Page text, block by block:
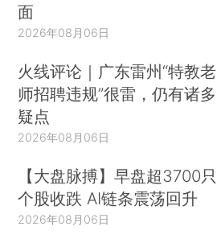
面
2026年08月06日
火线评论｜广东雷州“特教老
师招聘违规”很雷，仍有诸多
疑点
2026年08月06日
【大盘脉搏】早盘超3700只
个股收跌 AI链条震荡回升
2026年08月06日